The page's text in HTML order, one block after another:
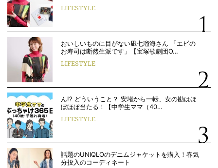
LIFESTYLE
おいしいものに目がない凪七瑠海さん 「エビの
お寿司は断然生派です」【宝塚歌劇団O…
LIFESTYLE
ん!? どういうこと？ 安堵から一転、女の勘はほ
ぼほぼ当たる！【中学生ママ（40…
LIFESTYLE
話題のUNIQLOのデニムジャケットを購入！春気
分投入のコーディネート